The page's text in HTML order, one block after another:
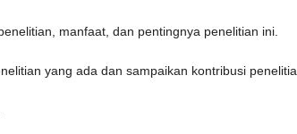
manfaat, dan pentingnya penelitian ini.
yang ada dan sampaikan kontribusi